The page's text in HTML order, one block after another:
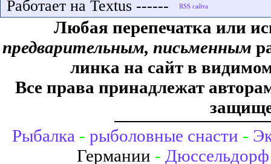
Работает на Textus ------
Любая перепечатка или
предварительным, письменным
линка на сайт в
Все права принадлежат
Рыбалка - рыболовные снасти -
Германии - Дюссельдорф